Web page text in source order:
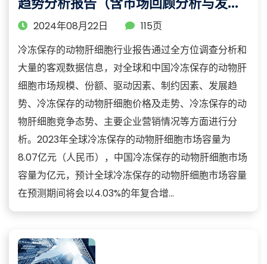
趋势分析报告（含市场回顾分析与发展
趋势预测）
2024年08月22日
115页
冷冻保存的动物肝细胞行业报告通过全方位调查分析和
大量的客观数据信息，对全球和中国冷冻保存的动物肝
细胞市场规模、份额、驱动因素、制约因素、发展趋
势、冷冻保存的动物肝细胞价格及走势、冷冻保存的动
物肝细胞竞争态势、主要企业营销情况等方面进行分
析。2023年全球冷冻保存的动物肝细胞市场容量为
8.07亿元（人民币），中国冷冻保存的动物肝细胞市场
容量为亿元，预计全球冷冻保存的动物肝细胞市场容量
在预测期间将会以4.03%的年复合增...